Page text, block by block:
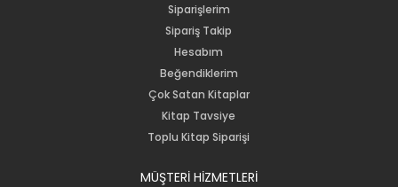
Siparişlerim
Sipariş Takip
Hesabım
Beğendiklerim
Çok Satan Kitaplar
Kitap Tavsiye
Toplu Kitap Siparişi
MÜŞTERİ HİZMETLERİ